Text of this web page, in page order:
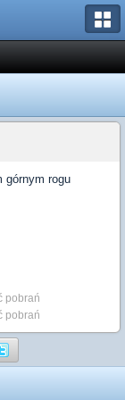
górnym rogu
pobrań
pobrań